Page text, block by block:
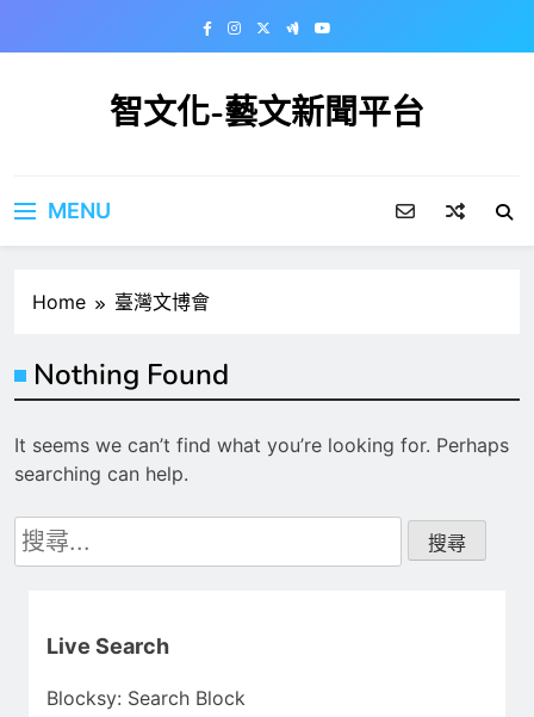
智文化-藝文新聞平台
MENU
Home 臺灣文博會
Nothing Found
It seems we can’t find what you’re looking for. Perhaps
searching can help.
搜
尋
Live Search
Blocksy: Search Block